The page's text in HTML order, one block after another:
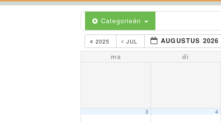
Categorieën
2025 JUL AUGUSTUS 2026
ma di
3 4